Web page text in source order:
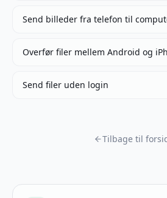
Send billeder fra telefon til
Overfør filer mellem Android og
Send filer uden login
Tilbage til